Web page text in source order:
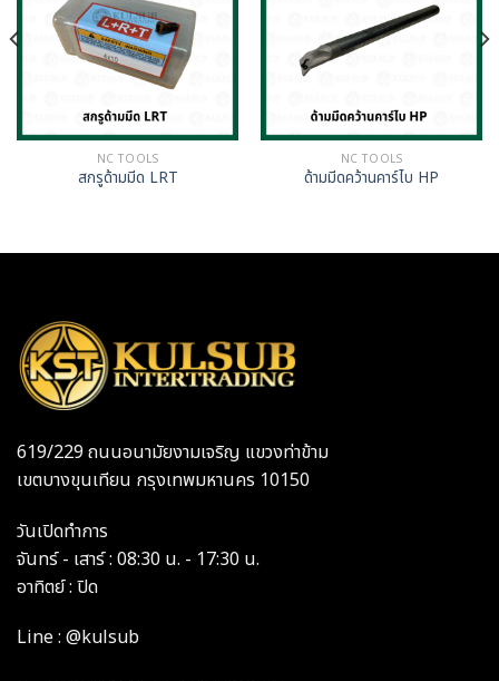
NC TOOLS
สกรูด้ามมีด LRT
NC TOOLS
ด้ามมีดคว้านคาร์ไบ HP
619/229 ถนนอนามัยงามเจริญ แขวงท่าข้าม
เขตบางขุนเทียน กรุงเทพมหานคร 10150
วันเปิดทำการ
จันทร์ - เสาร์ : 08:30 น. - 17:30 น.
อาทิตย์ : ปิด
Line : @kulsub